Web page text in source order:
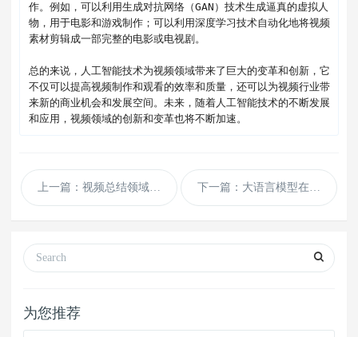
作。例如，可以利用生成对抗网络（GAN）技术生成逼真的虚拟人
物，用于电影和游戏制作；可以利用深度学习技术自动化地将视频
素材剪辑成一部完整的电影或电视剧。
总的来说，人工智能技术为视频领域带来了巨大的变革和创新，它
不仅可以提高视频制作和观看的效率和质量，还可以为视频行业带
来新的商业机会和发展空间。未来，随着人工智能技术的不断发展
和应用，视频领域的创新和变革也将不断加速。
上一篇：视频总结领域下智能视频推荐-提供智能推荐、智能匹配等服务 下一篇：大语言模型在金融领域的应用场景
为您推荐